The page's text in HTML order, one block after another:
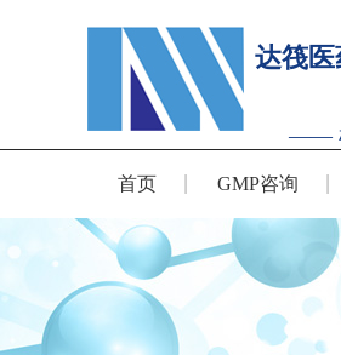
达筏医
——
首页 GMP咨询